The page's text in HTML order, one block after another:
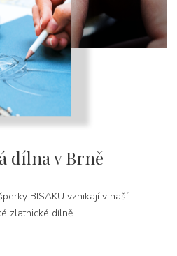
dílna v Brně
BISAKU vznikají v naší
zlatnické dílně.